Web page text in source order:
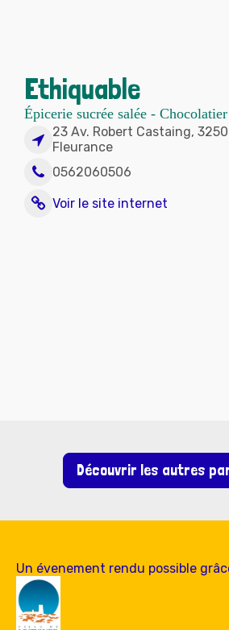
Ethiquable
Épicerie sucrée salée - Chocolatier
23 Av. Robert Castaing,
Fleurance
0562060506
Voir le site internet
Découvrir les autres
Un évenement rendu possible